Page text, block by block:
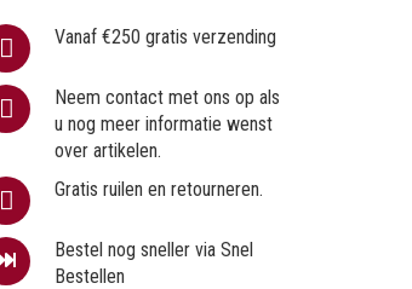
Vanaf €250 gratis verzending
Neem contact met ons op als
u nog meer informatie wenst
over artikelen.
Gratis ruilen en retourneren.
Bestel nog sneller via Snel
Bestellen